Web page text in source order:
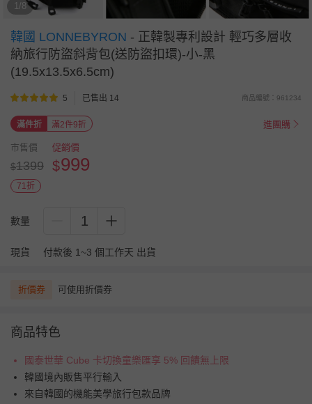
1/8
韓國 LONNEBYRON - 正韓製專利設計 輕巧多層收
納旅行防盜斜背包(送防盜扣環)-小-黑
(19.5x13.5x6.5cm)
5 已售出 14 商品編號：961234
滿件折 滿2件9折 進團購
市售價
$1399
促銷價
$999
71折
數量 1
現貨 付款後 1~3 個工作天 出貨
折價券 可使用折價券
商品特色
國泰世華 Cube 卡切換童樂匯享 5% 回饋無上限
韓國境內販售平行輸入
來自韓國的機能美學旅行包款品牌